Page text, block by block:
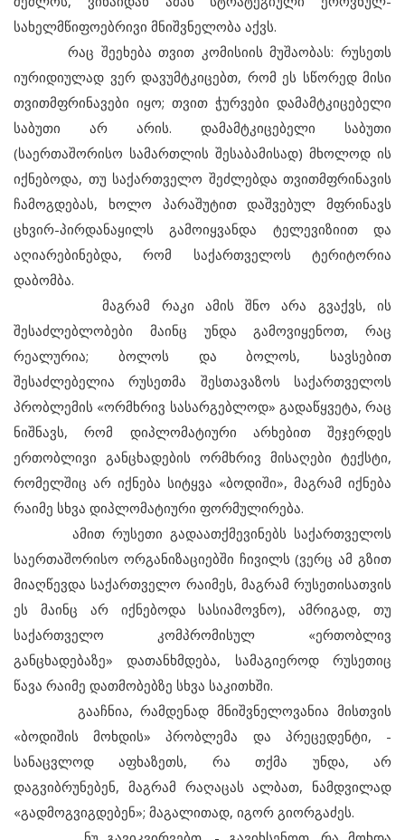
სახელმწიფოებრივი მნიშვნელობა აქვს.
რაც შეეხება თვით კომისიის მუშაობას: რუსეთს
იურიდიულად ვერ დავუმტკიცებთ, რომ ეს სწორედ მისი
თვითმფრინავები იყო; თვით ჭურვები დამამტკიცებელი
საბუთი არ არის. დამამტკიცებელი საბუთი
(საერთაშორისო სამართლის შესაბამისად) მხოლოდ ის
იქნებოდა, თუ საქართველო შეძლებდა თვითმფრინავის
ჩამოგდებას, ხოლო პარაშუტით დაშვებულ მფრინავს
ცხვირ-პირდანაყილს გამოიყვანდა ტელევიზიით და
აღიარებინებდა, რომ საქართველოს ტერიტორია
დაბომბა.
მაგრამ რაკი ამის შნო არა გვაქვს, ის
შესაძლებლობები მაინც უნდა გამოვიყენოთ, რაც
რეალურია; ბოლოს და ბოლოს, სავსებით
შესაძლებელია რუსეთმა შესთავაზოს საქართველოს
პრობლემის «ორმხრივ სასარგებლოდ» გადაწყვეტა, რაც
ნიშნავს, რომ დიპლომატიური არხებით შეჯერდეს
ერთობლივი განცხადების ორმხრივ მისაღები ტექსტი,
რომელშიც არ იქნება სიტყვა «ბოდიში», მაგრამ იქნება
რაიმე სხვა დიპლომატიური ფორმულირება.
ამით რუსეთი გადაათქმევინებს საქართველოს
საერთაშორისო ორგანიზაციებში ჩივილს (ვერც ამ გზით
მიაღწევდა საქართველო რაიმეს, მაგრამ რუსეთისათვის
ეს მაინც არ იქნებოდა სასიამოვნო), ამრიგად, თუ
საქართველო კომპრომისულ «ერთობლივ
განცხადებაზე» დათანხმდება, სამაგიეროდ რუსეთიც
წავა რაიმე დათმობებზე სხვა საკითხში.
გააჩნია, რამდენად მნიშვნელოვანია მისთვის
«ბოდიშის მოხდის» პრობლემა და პრეცედენტი, -
სანაცვლოდ აფხაზეთს, რა თქმა უნდა, არ
დაგვიბრუნებენ, მაგრამ რაღაცას ალბათ, ნამდვილად
«გადმოგვიგდებენ»; მაგალითად, იგორ გიორგაძეს.